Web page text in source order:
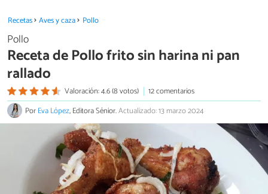
Recetas Aves y caza Pollo
Pollo
Receta de Pollo frito sin harina ni pan
rallado
Valoración: 4.6 (8 votos)
12 comentarios
PorEva López, Editora Sénior.Actualizado: 13 marzo 2024